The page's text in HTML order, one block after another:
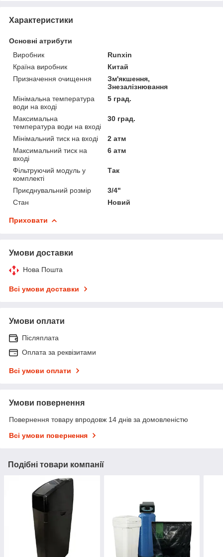
Характеристики
Основні атрибути
Виробник
Runxin
Країна виробник
Китай
Призначення очищення
Зм'якшення,
Знезалізнювання
Мінімальна температура
води на вході
5 град.
Максимальна
температура води на вході
30 град.
Мінімальний тиск на вході
2 атм
Максимальний тиск на
вході
6 атм
Фільтруючий модуль у
комплекті
Так
Приєднувальний розмір
3/4"
Стан
Новий
Приховати
Умови доставки
Нова Пошта
Всі умови доставки
Умови оплати
Післяплата
Оплата за реквізитами
Всі умови оплати
Умови повернення
Повернення товару впродовж 14 днів за домовленістю
Всі умови повернення
Подібні товари компанії